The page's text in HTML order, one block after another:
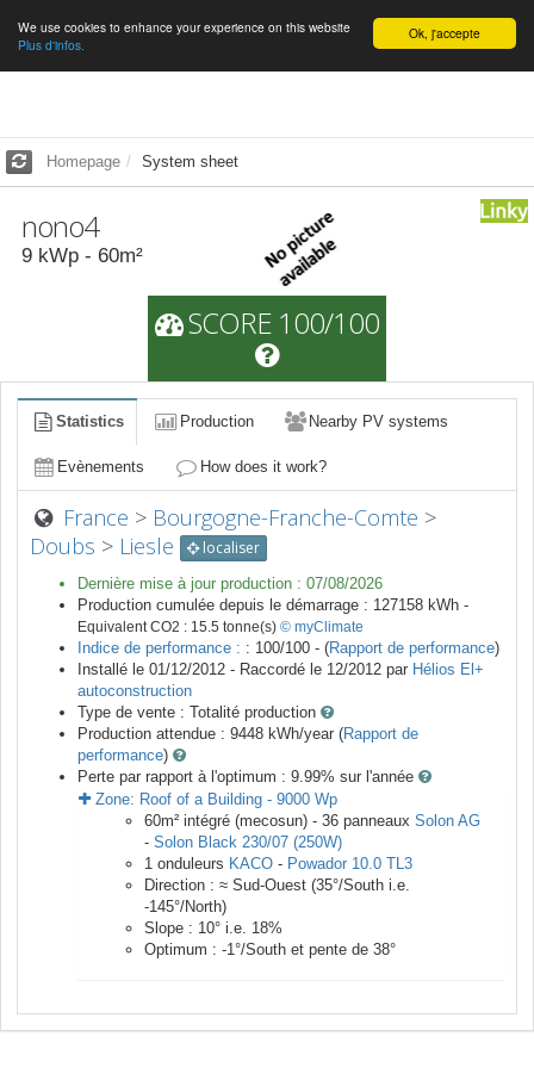
English Ok, j'accepte
We use cookies to enhance your experience on this website
Plus d'infos.
Homepage System sheet
nono4
9 kWp - 60m²
SCORE 100/100
Statistics Production Nearby PV systems
Evènements How does it work?
France > Bourgogne-Franche-Comte >
Doubs > Liesle localiser
Dernière mise à jour production : 07/08/2026
Production cumulée depuis le démarrage : 127158 kWh -
Equivalent CO2 : 15.5 tonne(s) © myClimate
Indice de performance : : 100/100 - (Rapport de performance)
Installé le 01/12/2012 - Raccordé le 12/2012 par Hélios El+
autoconstruction
Type de vente : Totalité production
Production attendue : 9448 kWh/year (Rapport de
performance)
Perte par rapport à l'optimum : 9.99% sur l'année
Zone: Roof of a Building - 9000 Wp
60m² intégré (mecosun) - 36 panneaux Solon AG
- Solon Black 230/07 (250W)
1 onduleurs KACO - Powador 10.0 TL3
Direction : ≈ Sud-Ouest (35°/South i.e.
-145°/North)
Slope : 10° i.e. 18%
Optimum : -1°/South et pente de 38°